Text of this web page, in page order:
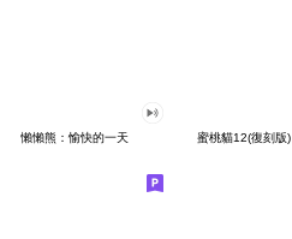
懶懶熊：愉快的一天 蜜桃貓12(復刻版)